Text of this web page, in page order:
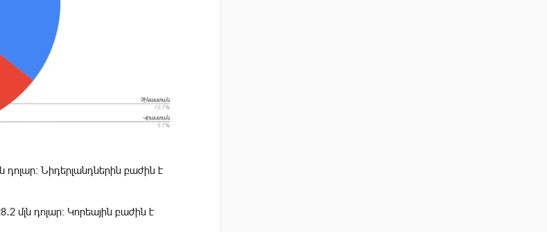
դոլար։ Նիդերլանդներին բաժին է
մլն դոլար։ Կորեային բաժին է